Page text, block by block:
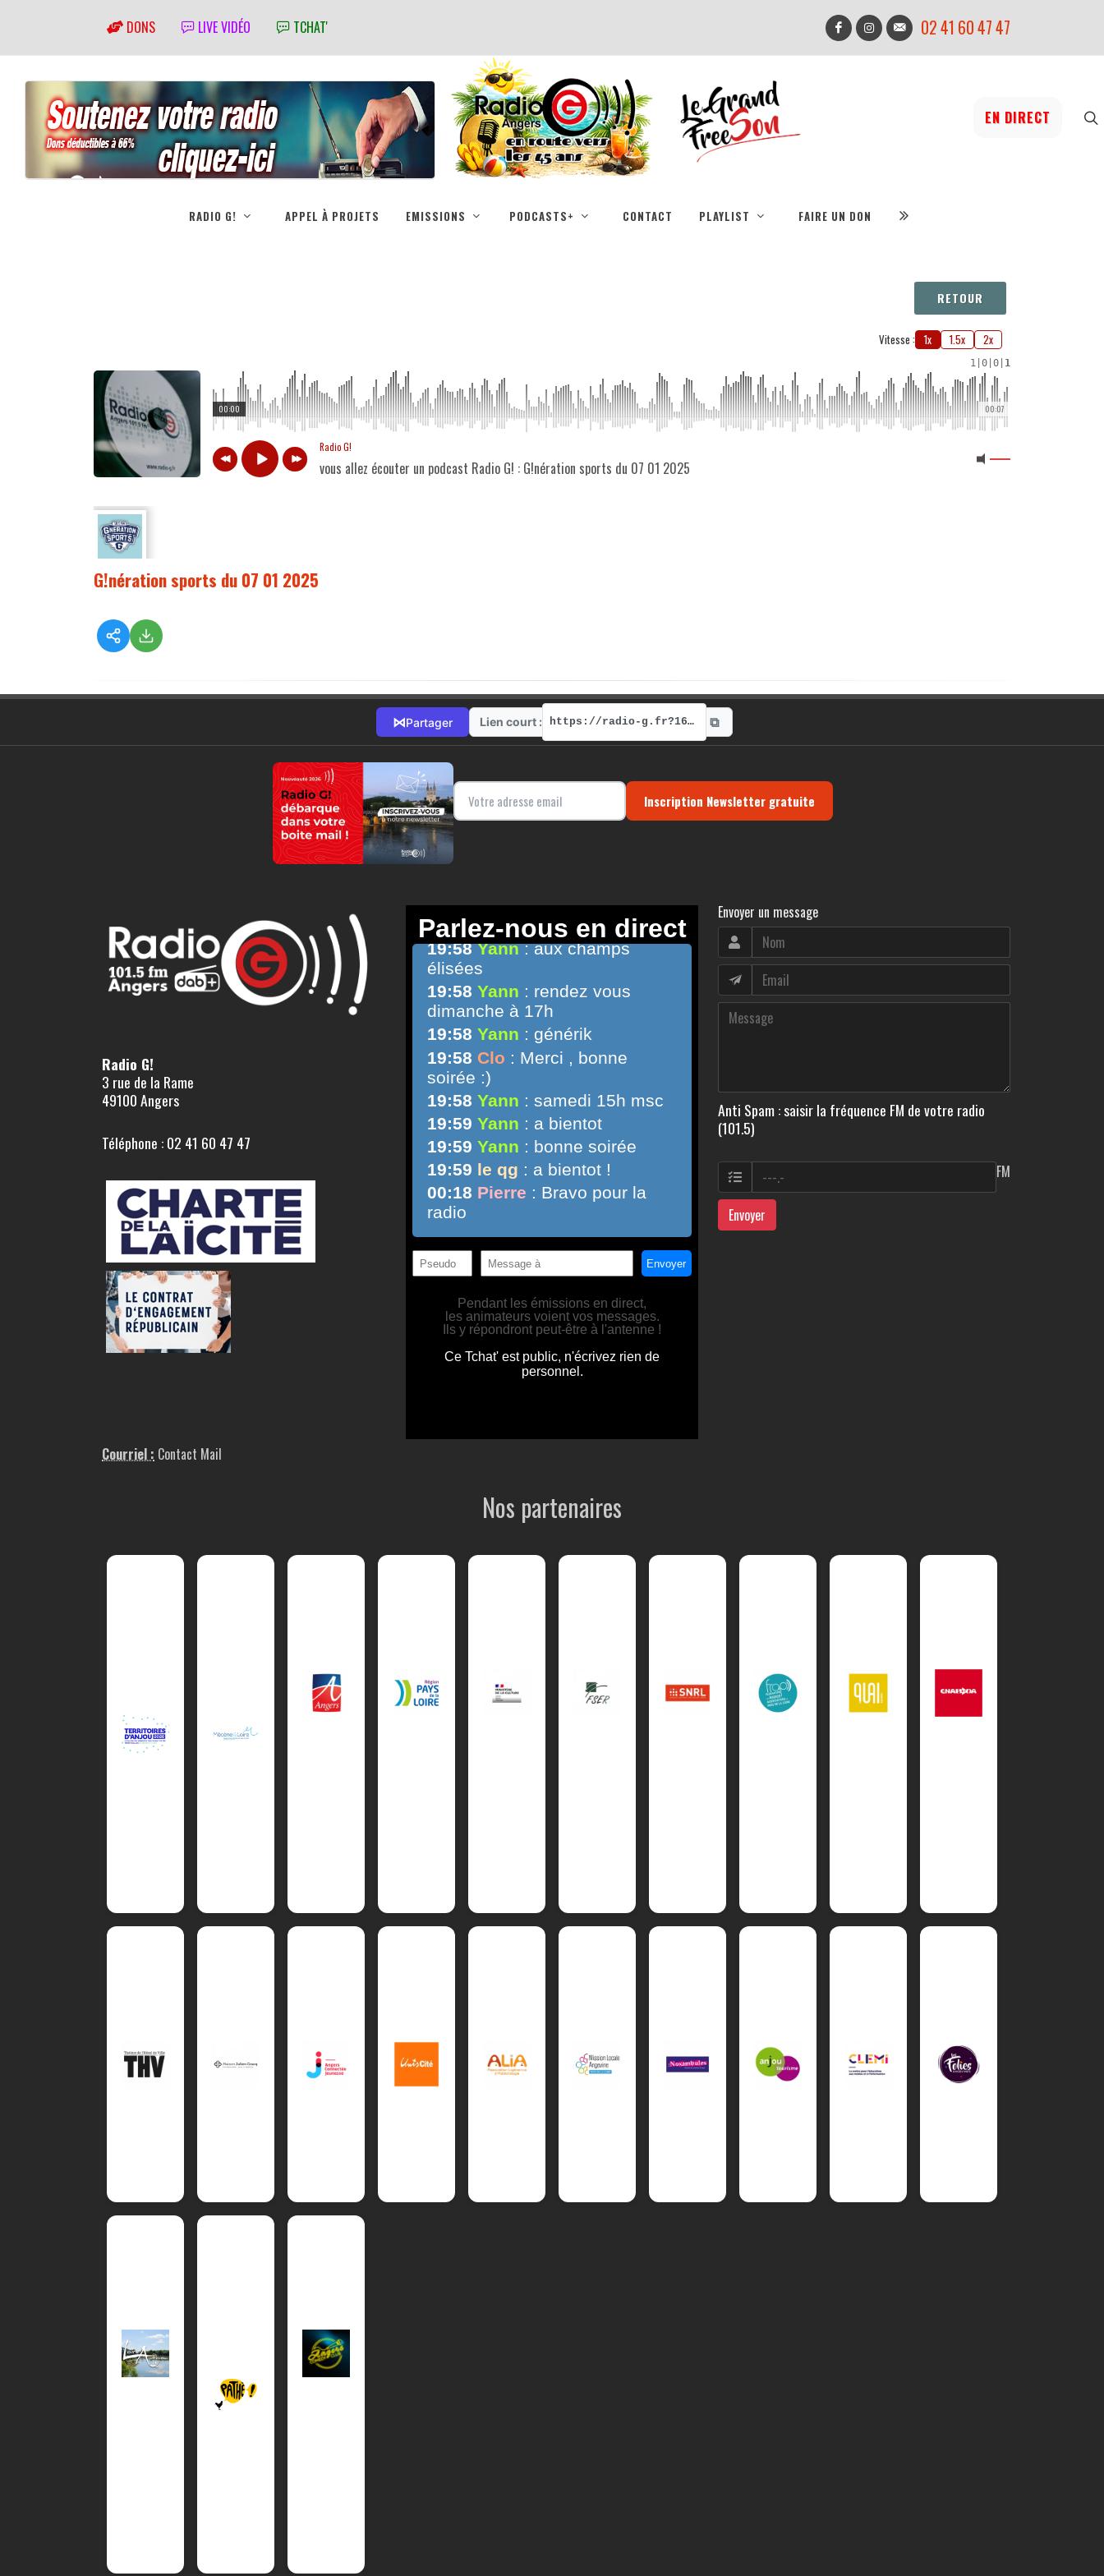
DONS LIVE VIDÉO TCHAT' 02 41 60 47 47
EN DIRECT
RADIO G! APPEL À PROJETS EMISSIONS PODCASTS+ CONTACT PLAYLIST FAIRE UN DON
RETOUR
Vitesse : 1x 1.5x 2x
1 0 0 1
00:07
00:00
Radio G!
vous allez écouter un podcast Radio G! : G!nération sports du 07 01 2025
G!nération sports du 07 01 2025
⋈Partager Lien court : https://radio-g.fr?16524 ⧉
Inscription Newsletter gratuite
Radio G!
3 rue de la Rame
49100 Angers
Téléphone : 02 41 60 47 47
Courriel : Contact Mail
Envoyer un message
Anti Spam : saisir la fréquence FM de votre radio
(101.5)
FM
Envoyer
Nos partenaires